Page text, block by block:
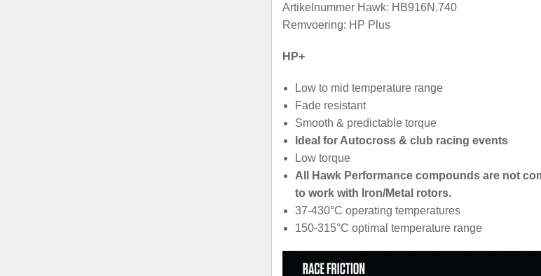
Artikelnummer Hawk: HB916N.740
Remvoering: HP Plus
HP+
Low to mid temperature range
Fade resistant
Smooth & predictable torque
Ideal for Autocross & club racing events
Low torque
All Hawk Performance compounds are not
to work with Iron/Metal rotors.
37-430°C operating temperatures
150-315°C optimal temperature range